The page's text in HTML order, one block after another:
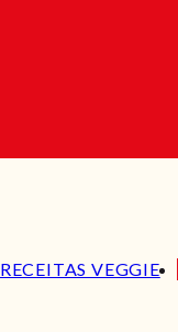
RECEITAS VEGGIE